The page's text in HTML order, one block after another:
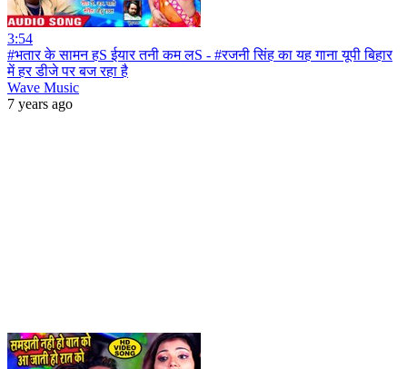
3:54
#भतार के सामन हS ईयार तनी कम लS - #रजनी सिंह का यह गाना यूपी बिहार
में हर डीजे पर बज रहा है
Wave Music
7 years ago